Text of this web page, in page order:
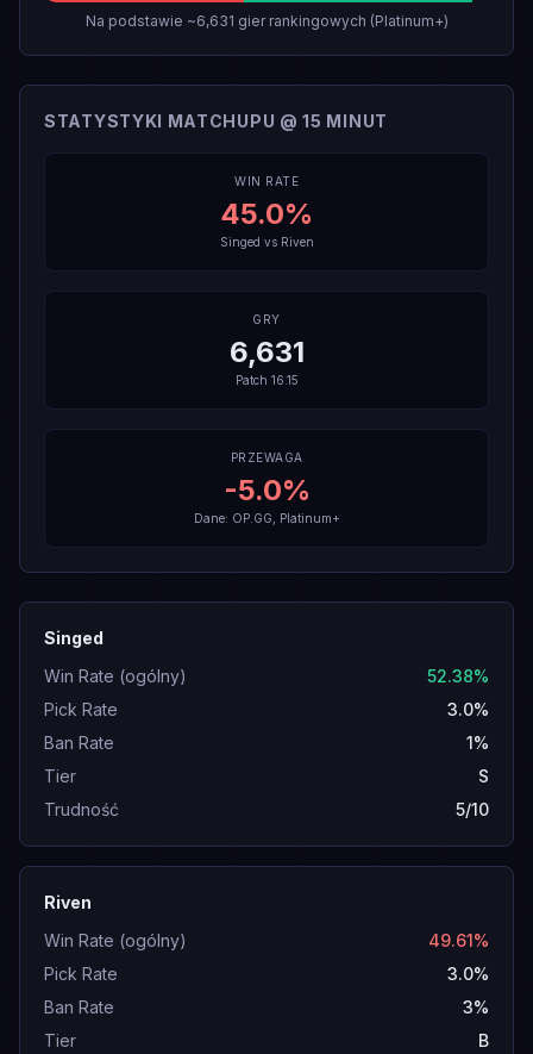
Na podstawie ~6,631 gier rankingowych (Platinum+)
STATYSTYKI MATCHUPU @ 15 MINUT
WIN RATE
45.0%
Singed vs Riven
GRY
6,631
Patch 16.15
PRZEWAGA
-5.0%
Dane: OP.GG, Platinum+
Singed
Win Rate (ogólny)
52.38%
Pick Rate
3.0%
Ban Rate
1%
Tier
S
Trudność
5/10
Riven
Win Rate (ogólny)
49.61%
Pick Rate
3.0%
Ban Rate
3%
Tier
B